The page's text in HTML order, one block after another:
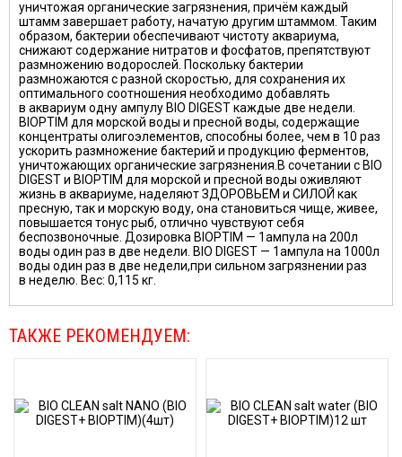
уничтожая органические загрязнения, причём каждый
штамм завершает работу, начатую другим штаммом. Таким
образом, бактерии обеспечивают чистоту аквариума,
снижают содержание нитратов и фосфатов, препятствуют
размножению водорослей. Поскольку бактерии
размножаются с разной скоростью, для сохранения их
оптимального соотношения необходимо добавлять
в аквариум одну ампулу BIO DIGEST каждые две недели.
BIOPTIM для морской воды и пресной воды, содержащие
концентраты олигоэлементов, способны более, чем в 10 раз
ускорить размножение бактерий и продукцию ферментов,
уничтожающих органические загрязнения.В сочетании с BIO
DIGEST и BIOPTIM для морской и пресной воды оживляют
жизнь в аквариуме, наделяют ЗДОРОВЬЕМ и СИЛОЙ как
пресную, так и морскую воду, она становиться чище, живее,
повышается тонус рыб, отлично чувствуют себя
беспозвоночные. Дозировка BIOPTIM — 1ампула на 200л
воды один раз в две недели. BIO DIGEST — 1ампула на 1000л
воды один раз в две недели,при сильном загрязнении раз
в неделю. Вес: 0,115 кг.
ТАКЖЕ РЕКОМЕНДУЕМ: